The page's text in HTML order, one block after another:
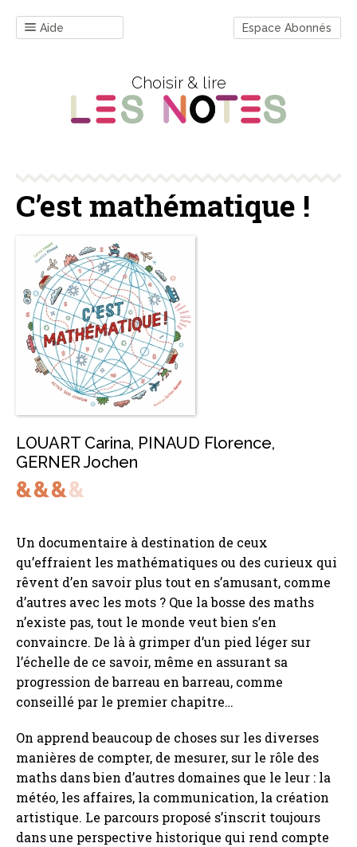
Aide Espace Abonnés
Choisir & lire
C’est mathématique !
LOUART Carina, PINAUD Florence,
GERNER Jochen
Un documentaire à destination de ceux
qu’effraient les mathématiques ou des curieux qui
rêvent d’en savoir plus tout en s’amusant, comme
d’autres avec les mots ? Que la bosse des maths
n’existe pas, tout le monde veut bien s’en
convaincre. De là à grimper d’un pied léger sur
l’échelle de ce savoir, même en assurant sa
progression de barreau en barreau, comme
conseillé par le premier chapitre…
On apprend beaucoup de choses sur les diverses
manières de compter, de mesurer, sur le rôle des
maths dans bien d’autres domaines que le leur : la
météo, les affaires, la communication, la création
artistique. Le parcours proposé s’inscrit toujours
dans une perspective historique qui rend compte